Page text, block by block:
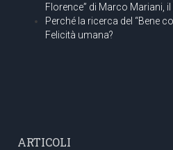
Florence” di Marco Mariani,
Perché la ricerca del “Bene
Felicità umana?
ARTICOLI